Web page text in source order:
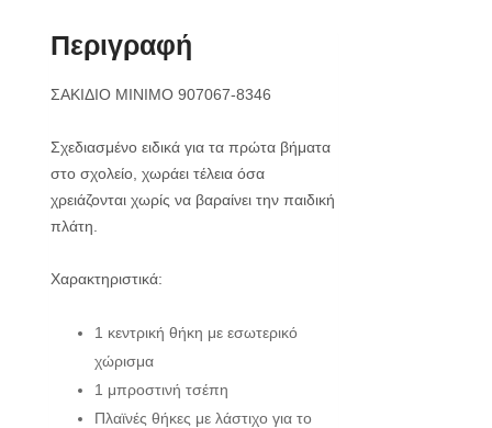
Περιγραφή
ΣΑΚΙΔΙΟ MINIMO 907067-8346
Σχεδιασμένο ειδικά για τα πρώτα βήματα
στο σχολείο, χωράει τέλεια όσα
χρειάζονται χωρίς να βαραίνει την παιδική
πλάτη.
Χαρακτηριστικά:
1 κεντρική θήκη με εσωτερικό
χώρισμα
1 μπροστινή τσέπη
Πλαϊνές θήκες με λάστιχο για το